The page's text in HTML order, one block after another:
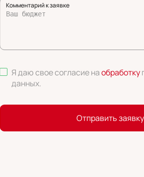
Комментарий к заявке
Я даю свое согласие наобработку
данных.
Отправить заявку